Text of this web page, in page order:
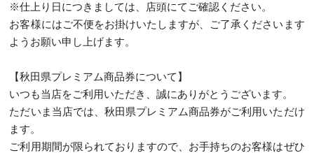
※仕上り日につきましては、店頭にてご確認ください。
お客様にはご不便をお掛けいたしますが、ご了承くださいます
ようお願い申し上げます。
【秋田県プレミアム商品券について】
いつも当店をご利用いただき、誠にありがとうございます。
ただいま当店では、秋田県プレミアム商品券がご利用いただけ
ます。
ご利用期間が限られておりますので、お手持ちのお客様はぜひ